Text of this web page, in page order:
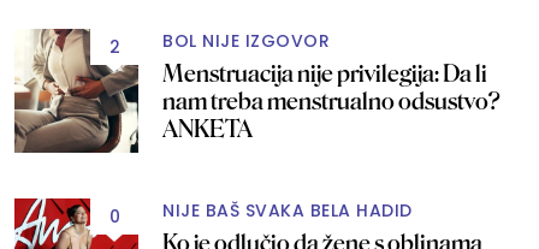
2 BOL NIJE IZGOVOR
Menstruacija nije privilegija: Da li
nam treba menstrualno odsustvo?
ANKETA
0 NIJE BAŠ SVAKA BELA HADID
Ko je odlučio da žene s oblinama